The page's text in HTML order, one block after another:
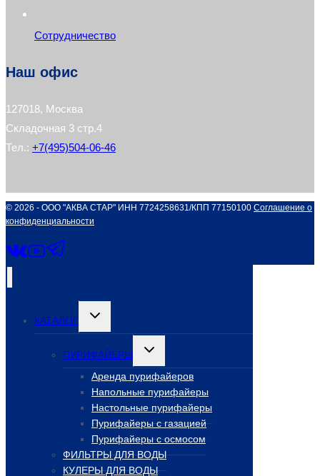
Сотрудничество
Наш офис
127018, Москва
Складочная 3 стр.4
Тел.: +7(495)504-06-46
© 2026 - ООО "АКВА СТАР" ИНН 7724258631/КПП 77150100 Соглашение о
конфиденциальности
КАТАЛОГ
Переключить
меню
ПУРИФАЙЕРЫ
Переключить
меню
Аренда пурифайеров
Напольные пурифайеры
Настольные пурифайеры
Пурифайеры с газацией
Пурифайеры с осмосом
ФИЛЬТРЫ ДЛЯ ВОДЫ
КУЛЕРЫ ДЛЯ ВОДЫ